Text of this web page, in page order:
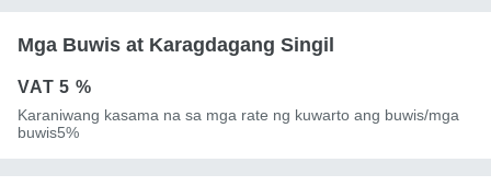
Mga Buwis at Karagdagang Singil
VAT5 %
Karaniwang kasama na sa mga rate ng kuwarto ang buwis/mga
buwis5%